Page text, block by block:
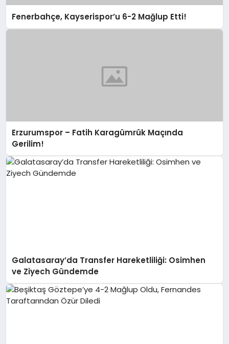
Fenerbahçe, Kayserispor’u 6-2 Mağlup Etti!
Erzurumspor – Fatih Karagümrük Maçında
Gerilim!
Galatasaray’da Transfer Hareketliliği: Osimhen
ve Ziyech Gündemde